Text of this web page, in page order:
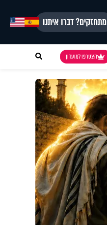
מתחזקים? דברו איתנו
הצטרפו למועדון